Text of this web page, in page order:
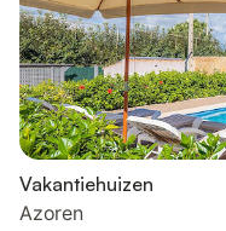
Vakantiehuizen
Azoren